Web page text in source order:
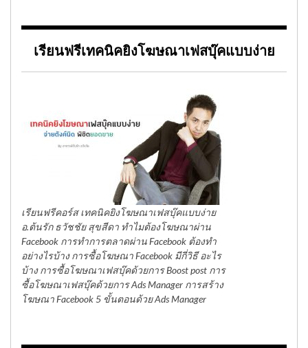
เรียนฟรีเทคนิคยิงโฆษณาเฟสบุ๊คแบบง่าย
เรียนฟรีคอร์ส เทคนิคยิงโฆษณาเฟสบุ๊คแบบง่าย
อ.ต้นรัก ธวัชชัย สุขสีดา ทำไมต้องโฆษณาผ่าน
Facebook การทำการตลาดผ่าน Facebook ต้องทำ
อย่างไรบ้าง การซื้อโฆษณา Facebook มีกี่วิธี อะไร
บ้าง การซื้อโฆษณาเฟสบุ๊คด้วยการ Boost post การ
ซื้อโฆษณาเฟสบุ๊คด้วยการ Ads Manager การสร้าง
โฆษณา Facebook 5 ขั้นตอนด้วย Ads Manager